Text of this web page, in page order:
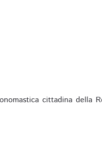
cittadina della